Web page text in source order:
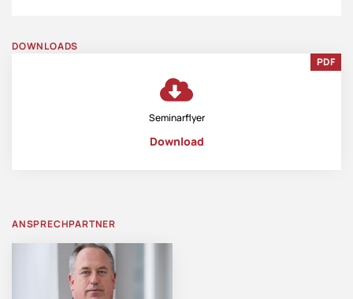
DOWNLOADS
Seminarflyer
PDF
Download
ANSPRECHPARTNER